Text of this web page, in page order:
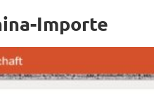
Importe